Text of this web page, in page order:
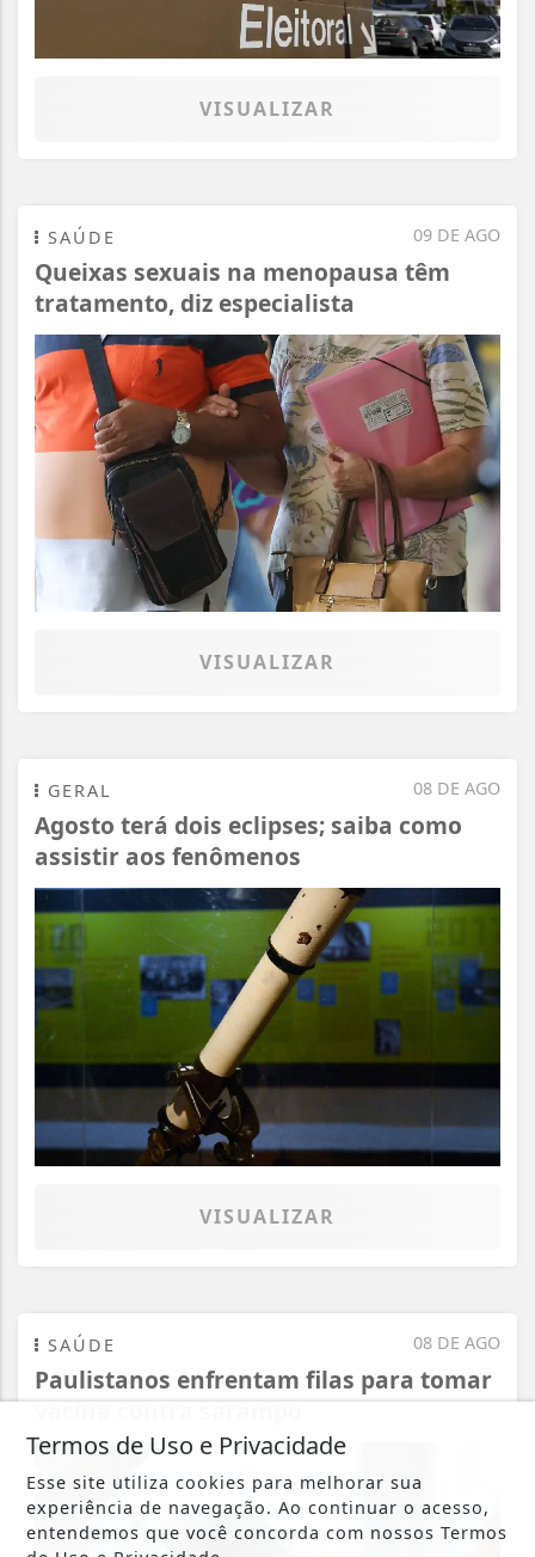
VISUALIZAR
09 DE AGO
SAÚDE
Queixas sexuais na menopausa têm
tratamento, diz especialista
VISUALIZAR
08 DE AGO
GERAL
Agosto terá dois eclipses; saiba como
assistir aos fenômenos
VISUALIZAR
08 DE AGO
SAÚDE
Paulistanos enfrentam filas para tomar
vacina contra sarampo
Termos de Uso e Privacidade
Esse site utiliza cookies para melhorar sua
experiência de navegação. Ao continuar o acesso,
entendemos que você concorda com nossos Termos